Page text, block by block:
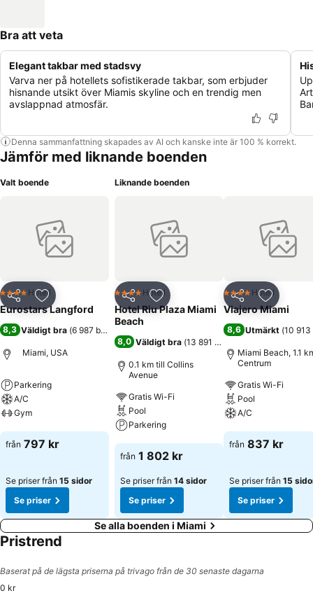
Bra att veta
Elegant takbar med stadsvy
Varva ner på hotellets sofistikerade takbar, som erbjuder
hisnande utsikt över Miamis skyline och en trendig men
avslappnad atmosfär.
Denna sammanfattning skapades av AI och kanske inte är 100 % korrekt.
Jämför med liknande boenden
Valt boende
Dela Lägg till i Mina Favoriter
4 StjärnorHotell
Eurostars Langford
8,3 Väldigt bra (6 987 betyg
Miami, USA
Parkering
A/C
Gym
Se priser
från 797 kr
Se priser från 15 sidor
Se priser
Liknande boenden
Dela Lägg till i Mina Favoriter
4 StjärnorHotell
Hotel Riu Plaza Miami
Beach
8,0 Väldigt bra (13 891 betyg
0.1 km till Collins
Avenue
Gratis Wi-Fi
Pool
Parkering
Se priser
från 1 802 kr
Se priser från 14 sidor
Se priser
Dela Lägg till
4 StjärnorHotell
Viajero Miami
8,6 Utmärkt (10
Miami Beach, 1.1
Centrum
Gratis Wi-Fi
Pool
A/C
Se priser
från 837 kr
Se priser från 15
Se priser
Se alla boenden i Miami
Pristrend
Baserat på de lägsta priserna på trivago från de 30 senaste dagarna
0 kr